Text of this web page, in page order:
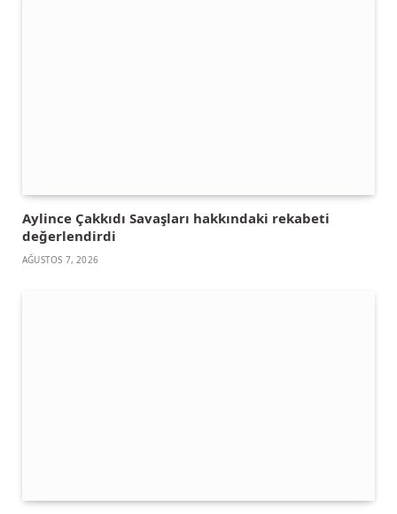
Aylince Çakkıdı Savaşları hakkındaki rekabeti
değerlendirdi
AĞUSTOS 7, 2026